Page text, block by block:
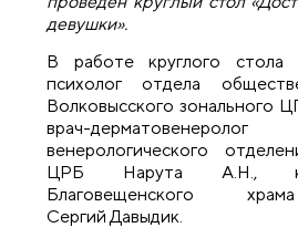
девушки».
В работе круглого стола
психолог отдела
Волковысского зонального
врач-
венерологического
ЦРБ Нарута А.Н.,
Благовещенского
Сергий Давыдик.